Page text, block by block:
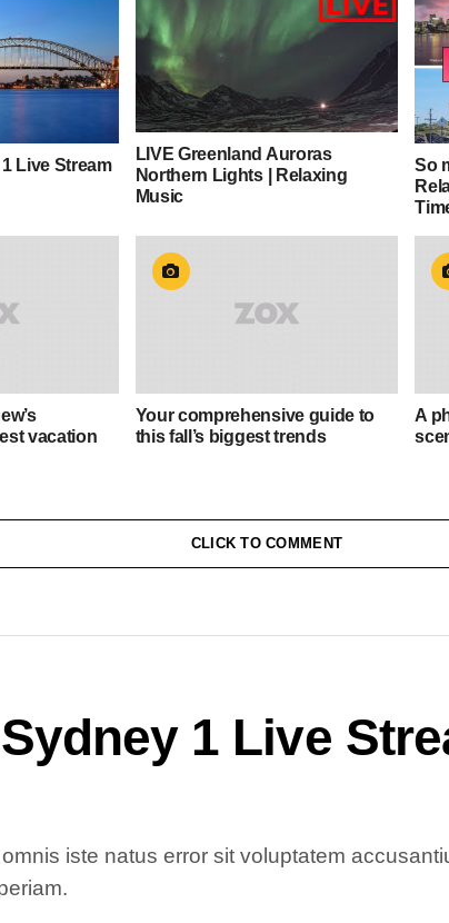
Live Stream
LIVE Greenland Auroras
Northern Lights | Relaxing
Music
So
vacation
Your comprehensive guide to
this fall’s biggest trends
A
CLICK TO COMMENT
1 Live
iste natus error sit voluptatem